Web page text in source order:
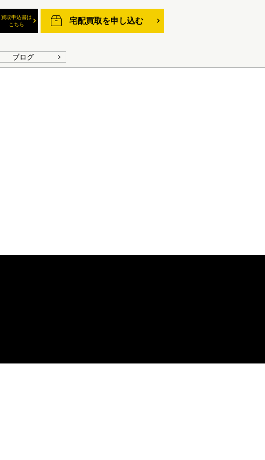
宅配買取を申し込む
買取申込書は
こちら
ブログ